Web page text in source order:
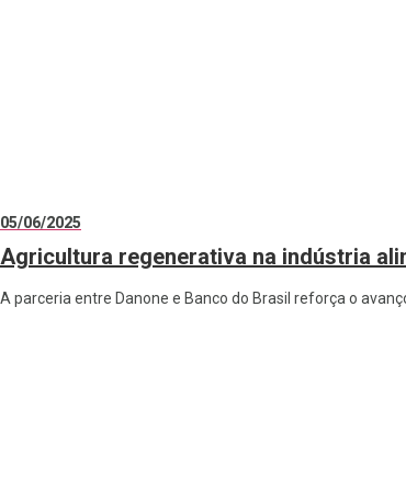
05/06/2025
Agricultura regenerativa na indústria
A parceria entre Danone e Banco do Brasil reforça o